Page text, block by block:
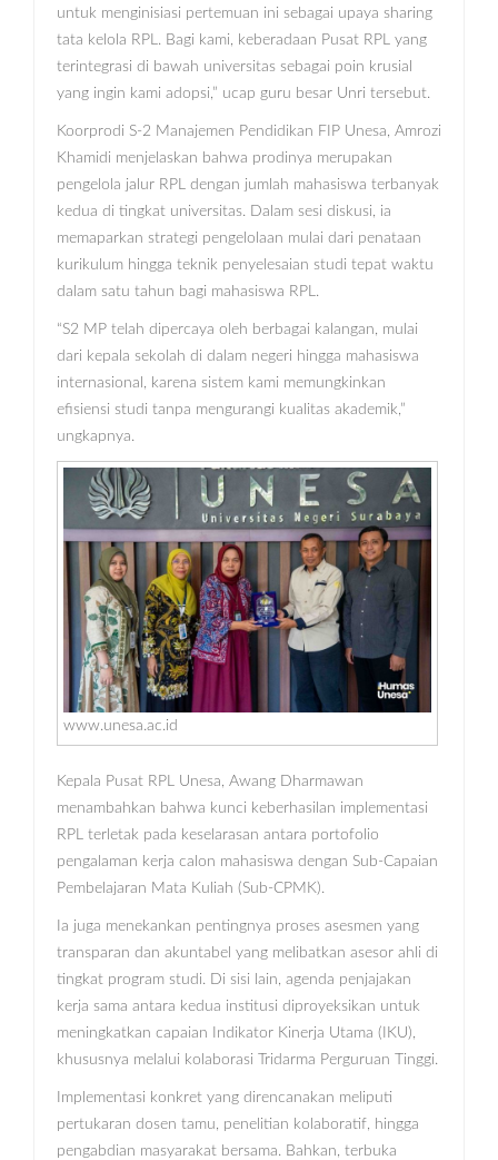
untuk menginisiasi pertemuan ini sebagai upaya sharing
tata kelola RPL. Bagi kami, keberadaan Pusat RPL yang
terintegrasi di bawah universitas sebagai poin krusial
yang ingin kami adopsi,” ucap guru besar Unri tersebut.
Koorprodi S-2 Manajemen Pendidikan FIP Unesa, Amrozi
Khamidi menjelaskan bahwa prodinya merupakan
pengelola jalur RPL dengan jumlah mahasiswa terbanyak
kedua di tingkat universitas. Dalam sesi diskusi, ia
memaparkan strategi pengelolaan mulai dari penataan
kurikulum hingga teknik penyelesaian studi tepat waktu
dalam satu tahun bagi mahasiswa RPL.
“S2 MP telah dipercaya oleh berbagai kalangan, mulai
dari kepala sekolah di dalam negeri hingga mahasiswa
internasional, karena sistem kami memungkinkan
efisiensi studi tanpa mengurangi kualitas akademik,”
ungkapnya.
www.unesa.ac.id
Kepala Pusat RPL Unesa, Awang Dharmawan
menambahkan bahwa kunci keberhasilan implementasi
RPL terletak pada keselarasan antara portofolio
pengalaman kerja calon mahasiswa dengan Sub-Capaian
Pembelajaran Mata Kuliah (Sub-CPMK).
Ia juga menekankan pentingnya proses asesmen yang
transparan dan akuntabel yang melibatkan asesor ahli di
tingkat program studi. Di sisi lain, agenda penjajakan
kerja sama antara kedua institusi diproyeksikan untuk
meningkatkan capaian Indikator Kinerja Utama (IKU),
khususnya melalui kolaborasi Tridarma Perguruan Tinggi.
Implementasi konkret yang direncanakan meliputi
pertukaran dosen tamu, penelitian kolaboratif, hingga
pengabdian masyarakat bersama. Bahkan, terbuka